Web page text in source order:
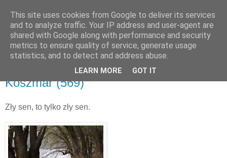
niedziela, 1 maja 2011
Koszmar (569)
Zły sen, to tylko zły sen.
This site uses cookies from Google to deliver its services
and to analyze traffic. Your IP address and user-agent are
shared with Google along with performance and security
metrics to ensure quality of service, generate usage
statistics, and to detect and address abuse.
LEARN MORE GOT IT